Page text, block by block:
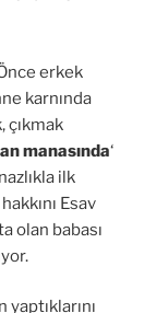
erkek
karnında
çıkmak
manasında‘
ilk
Esav
olan babası